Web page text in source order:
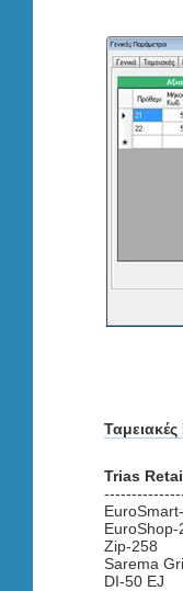
Trias
EuroShop-
Zip-258
Sarema
DI-50 EJ